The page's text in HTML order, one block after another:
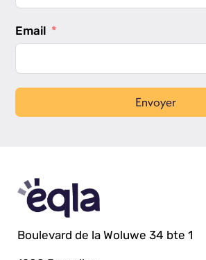
Email
Envoyer
Boulevard de la Woluwe 34 bte 1